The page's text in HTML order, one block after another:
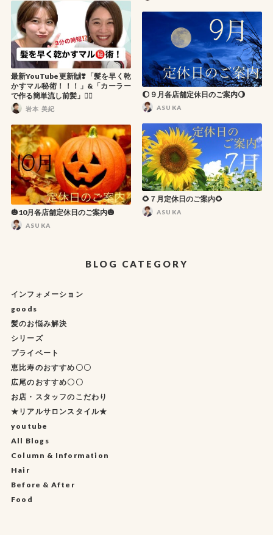
最新YouTube更新🙌❣️「髪を早く乾
かすマル秘術！！！」&「カーラー
で作る簡単流し前髪」💇‍♀️
岩本 美紀
🌔９月各店舗定休日のご案内🌖
ASUKA
🌻７月定休日のご案内🌻
ASUKA
🎃10月各店舗定休日のご案内🎃
ASUKA
BLOG CATEGORY
インフォメーション
goods
髪のお悩み解決
シリーズ
プライベート
恵比寿のおすすめ〇〇
広尾のおすすめ〇〇
お店・スタッフのこだわり
★リアルサロンスタイル★
youtube
All Blogs
Column & Information
Hair
Before & After
Food